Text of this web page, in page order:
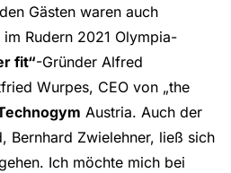
Gästen waren auch
Rudern 2021 Olympia-
fit“-Gründer Alfred
Wurpes, CEO von „the
Austria. Auch der
Bernhard Zwielehner, ließ sich
Ich möchte mich bei